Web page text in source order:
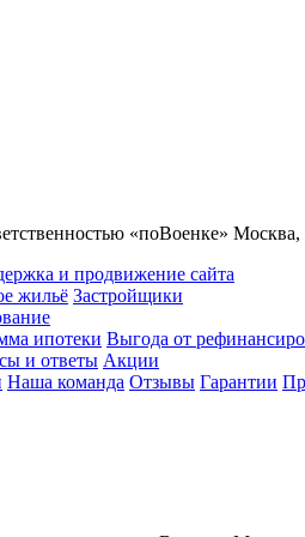
«поВоенке»
и продвижение сайта
жильё Застройщики
ипотеки Выгода от
и ответы Акции
Наша команда Отзывы Гарантии